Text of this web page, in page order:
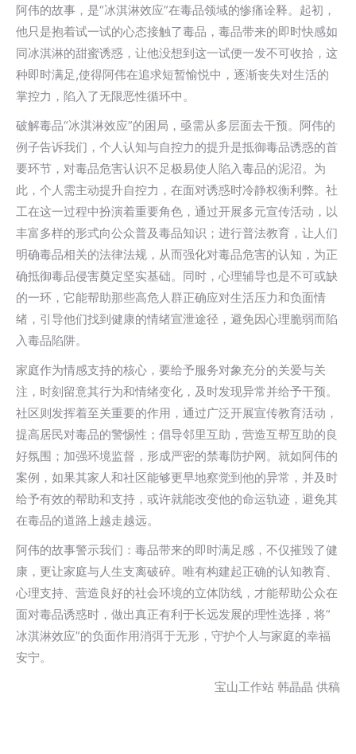
阿伟的故事，是“冰淇淋效应”在毒品领域的惨痛诠释。起初，
他只是抱着试一试的心态接触了毒品，毒品带来的即时快感如
同冰淇淋的甜蜜诱惑，让他没想到这一试便一发不可收拾，这
种即时满足,使得阿伟在追求短暂愉悦中，逐渐丧失对生活的
掌控力，陷入了无限恶性循环中。
破解毒品“冰淇淋效应”的困局，亟需从多层面去干预。阿伟的
例子告诉我们，个人认知与自控力的提升是抵御毒品诱惑的首
要环节，对毒品危害认识不足极易使人陷入毒品的泥沼。为
此，个人需主动提升自控力，在面对诱惑时冷静权衡利弊。社
工在这一过程中扮演着重要角色，通过开展多元宣传活动，以
丰富多样的形式向公众普及毒品知识；进行普法教育，让人们
明确毒品相关的法律法规，从而强化对毒品危害的认知，为正
确抵御毒品侵害奠定坚实基础。同时，心理辅导也是不可或缺
的一环，它能帮助那些高危人群正确应对生活压力和负面情
绪，引导他们找到健康的情绪宣泄途径，避免因心理脆弱而陷
入毒品陷阱。
家庭作为情感支持的核心，要给予服务对象充分的关爱与关
注，时刻留意其行为和情绪变化，及时发现异常并给予干预。
社区则发挥着至关重要的作用，通过广泛开展宣传教育活动，
提高居民对毒品的警惕性；倡导邻里互助，营造互帮互助的良
好氛围；加强环境监督，形成严密的禁毒防护网。就如阿伟的
案例，如果其家人和社区能够更早地察觉到他的异常，并及时
给予有效的帮助和支持，或许就能改变他的命运轨迹，避免其
在毒品的道路上越走越远。
阿伟的故事警示我们：毒品带来的即时满足感，不仅摧毁了健
康，更让家庭与人生支离破碎。唯有构建起正确的认知教育、
心理支持、营造良好的社会环境的立体防线，才能帮助公众在
面对毒品诱惑时，做出真正有利于长远发展的理性选择，将”
冰淇淋效应”的负面作用消弭于无形，守护个人与家庭的幸福
安宁。
宝山工作站 韩晶晶 供稿